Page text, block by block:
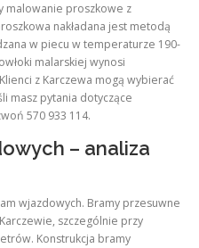
malowanie proszkowe z
nakładana jest metodą
w piecu w temperaturze 190-
malarskiej wynosi
z Karczewa mogą wybierać
masz pytania dotyczące
570 933 114.
– analiza
wjazdowych. Bramy przesuwne
szczególnie przy
Konstrukcja bramy